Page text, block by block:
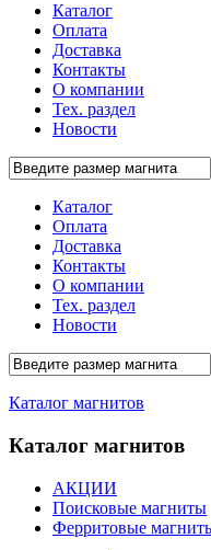
Каталог
Оплата
Доставка
Контакты
О компании
Тех. раздел
Новости
Каталог
Оплата
Доставка
Контакты
О компании
Тех. раздел
Новости
Каталог магнитов
Каталог магнитов
АКЦИИ
Поисковые магниты
Ферритовые